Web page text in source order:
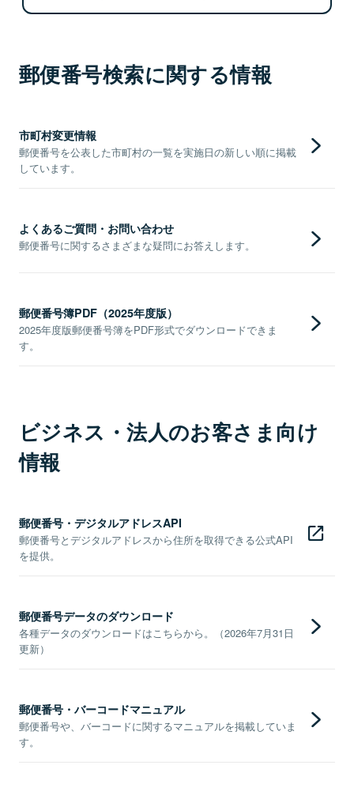
郵便番号検索に関する情報
市町村変更情報
郵便番号を公表した市町村の一覧を実施日の新しい順に掲載
しています。
よくあるご質問・お問い合わせ
郵便番号に関するさまざまな疑問にお答えします。
郵便番号簿PDF（2025年度版）
2025年度版郵便番号簿をPDF形式でダウンロードできま
す。
ビジネス・法人のお客さま向け
情報
郵便番号・デジタルアドレスAPI
郵便番号とデジタルアドレスから住所を取得できる公式API
を提供。
郵便番号データのダウンロード
各種データのダウンロードはこちらから。（2026年7月31日
更新）
郵便番号・バーコードマニュアル
郵便番号や、バーコードに関するマニュアルを掲載していま
す。